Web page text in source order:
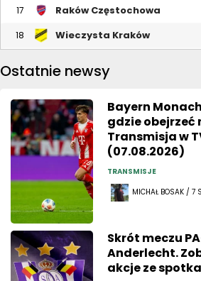
17 Raków Częstochowa
18 Wieczysta Kraków
Ostatnie newsy
Bayern
gdzie obejrzeć
Transmisja w
(07.08.2026)
TRANSMISJE
MICHAŁ BOSAK /
Skrót meczu
Anderlecht.
akcje ze